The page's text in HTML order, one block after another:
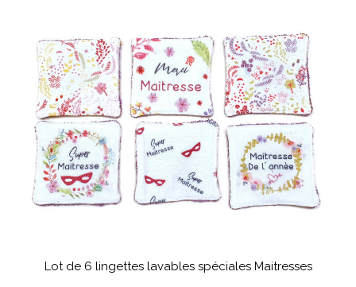
Lot de 6 lingettes lavables spéciales Maitresses